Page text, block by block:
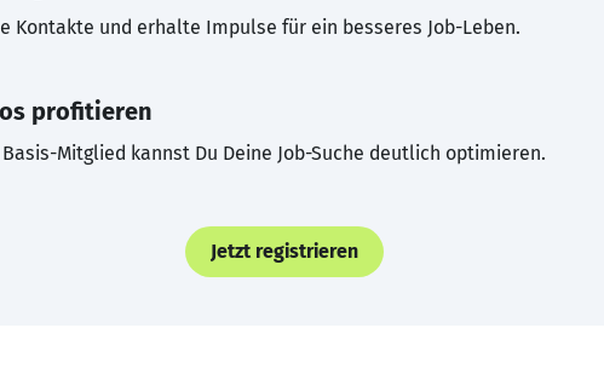
Kontakte und erhalte Impulse für ein besseres Job-Leben.
profitieren
Mitglied kannst Du Deine Job-Suche deutlich optimieren.
Jetzt registrieren